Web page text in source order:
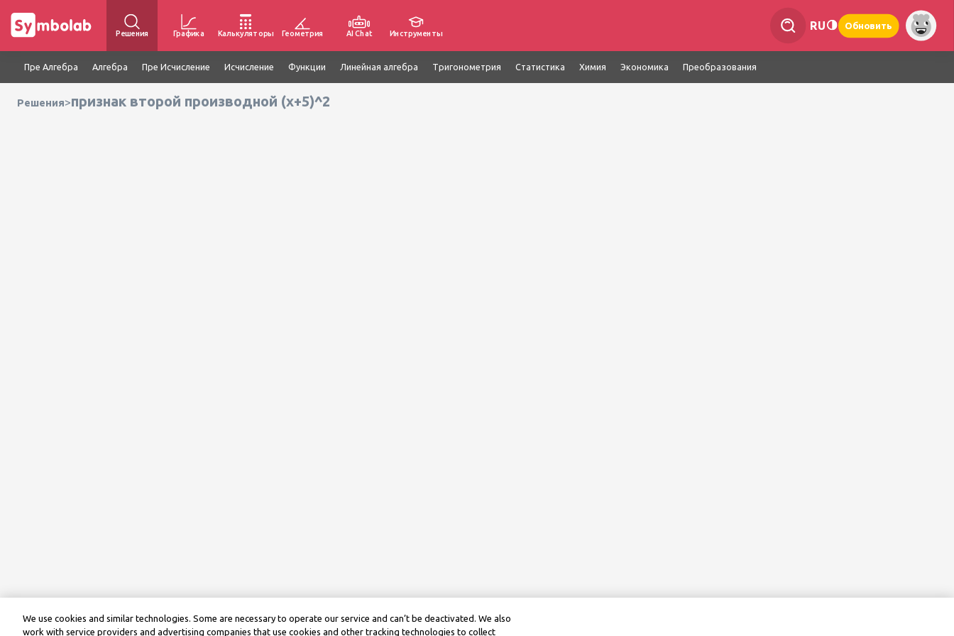
Решения Графика Калькуляторы Геометрия AI Chat Инструменты
RU Обновить
Пре Алгебра Алгебра Пре Исчисление Исчисление Функции Линейная алгебра Тригонометрия Статистика Химия Экономика Преобразования
Решения>признак второй производной (x+5)^2
We use cookies and similar technologies. Some are necessary to operate our service and can’t be deactivated. We also
work with service providers and advertising companies that use cookies and other tracking technologies to collect